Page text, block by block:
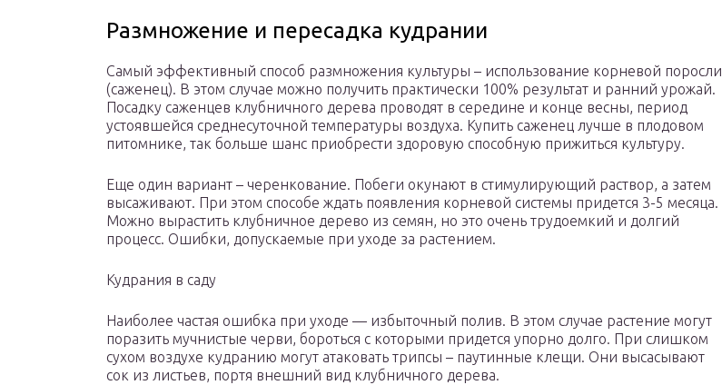
Размножение и пересадка кудрании
Самый эффективный способ размножения культуры – использование корневой поросли
(саженец). В этом случае можно получить практически 100% результат и ранний урожай.
Посадку саженцев клубничного дерева проводят в середине и конце весны, период
устоявшейся среднесуточной температуры воздуха. Купить саженец лучше в плодовом
питомнике, так больше шанс приобрести здоровую способную прижиться культуру.
Еще один вариант – черенкование. Побеги окунают в стимулирующий раствор, а затем
высаживают. При этом способе ждать появления корневой системы придется 3-5 месяца.
Можно вырастить клубничное дерево из семян, но это очень трудоемкий и долгий
процесс. Ошибки, допускаемые при уходе за растением.
Кудрания в саду
Наиболее частая ошибка при уходе — избыточный полив. В этом случае растение могут
поразить мучнистые черви, бороться с которыми придется упорно долго. При слишком
сухом воздухе кудранию могут атаковать трипсы – паутинные клещи. Они высасывают
сок из листьев, портя внешний вид клубничного дерева.